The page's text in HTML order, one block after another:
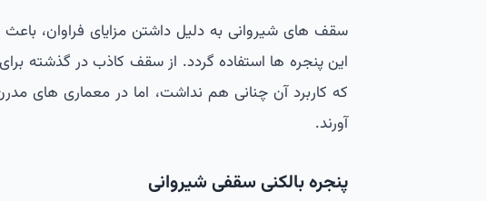
سقف های شیروانی به دلیل داشتن مزایای فراوان،
این پنجره ها استفاده گردد. از سقف کاذب در گذشته
که کاربرد آن چنانی هم نداشت، اما در معماری های
آورند.
پنجره بالکنی سقفی شیروانی